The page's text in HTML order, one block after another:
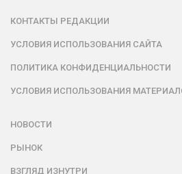
КОНТАКТЫ РЕДАКЦИИ
УСЛОВИЯ ИСПОЛЬЗОВАНИЯ САЙТА
ПОЛИТИКА КОНФИДЕНЦИАЛЬНОСТИ
УСЛОВИЯ ИСПОЛЬЗОВАНИЯ
НОВОСТИ
РЫНОК
ВЗГЛЯД ИЗНУТРИ